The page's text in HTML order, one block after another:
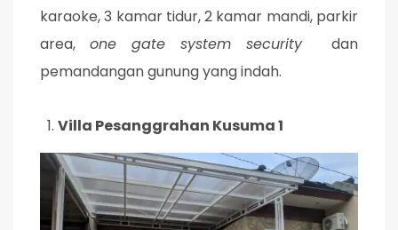
karaoke, 3 kamar tidur, 2 kamar mandi, parkir
area, one gate system security
dan
pemandangan gunung yang indah.
Villa Pesanggrahan Kusuma 1